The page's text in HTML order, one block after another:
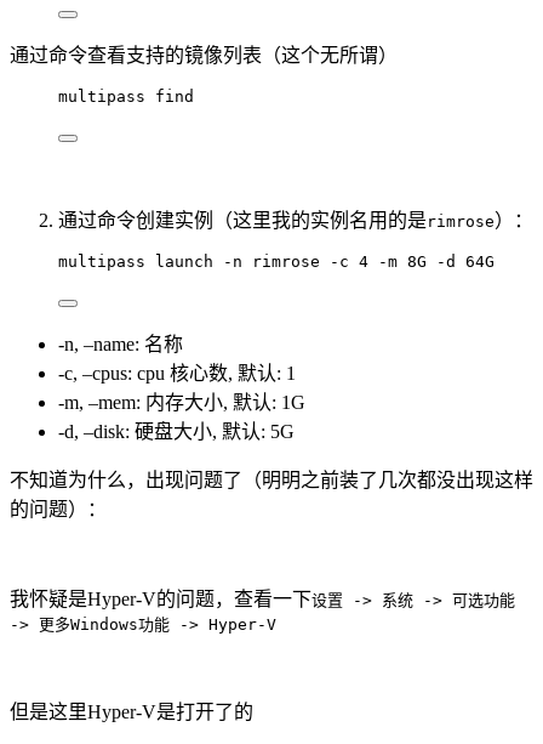
通过命令查看支持的镜像列表（这个无所谓）
multipass find
通过命令创建实例（这里我的实例名用的是 rimrose）：
multipass launch -n rimrose -c 4 -m 8G -d 64G
-n, –name: 名称
-c, –cpus: cpu 核心数, 默认: 1
-m, –mem: 内存大小, 默认: 1G
-d, –disk: 硬盘大小, 默认: 5G
不知道为什么，出现问题了（明明之前装了几次都没出现这样
的问题）：
我怀疑是Hyper-V的问题，查看一下设置 -> 系统 -> 可选功能
-> 更多Windows功能 -> Hyper-V
但是这里Hyper-V是打开了的